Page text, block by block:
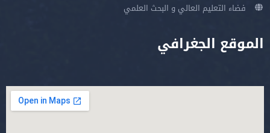
فضاء التعليم العالي و البحث العلمي
الموقع الجغرافي